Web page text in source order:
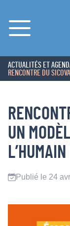
Menu
ACCUEIL
ACTUALITÉS ET
RENCONTRE DU
UN
Publié le 24